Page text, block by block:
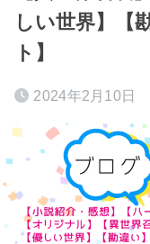
しい世界】【
ト】
2024年2月10日